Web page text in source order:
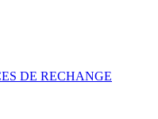
DE RECHANGE